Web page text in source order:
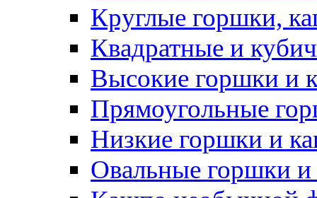
Круглые горшки,
Квадратные и
Высокие горшки и
Прямоугольные
Низкие горшки и
Овальные горшки